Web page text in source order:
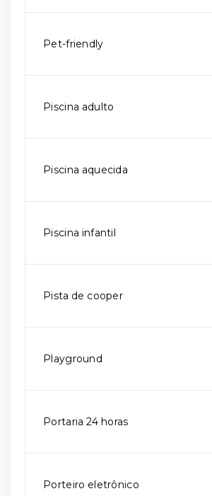
Pet-friendly
Piscina adulto
Piscina aquecida
Piscina infantil
Pista de cooper
Playground
Portaria 24 horas
Porteiro eletrônico